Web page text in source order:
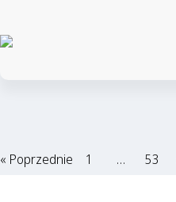
Czytaj artykuł
« Poprzednie 1 … 53